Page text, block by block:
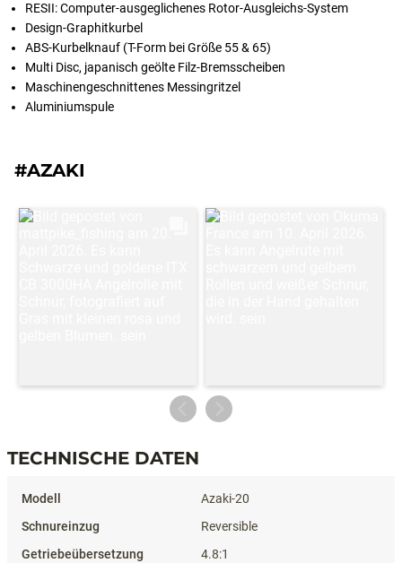
RESII: Computer-ausgeglichenes Rotor-Ausgleichs-System
Design-Graphitkurbel
ABS-Kurbelknauf (T-Form bei Größe 55 & 65)
Multi Disc, japanisch geölte Filz-Bremsscheiben
Maschinengeschnittenes Messingritzel
Aluminiumspule
#AZAKI
TECHNISCHE DATEN
Azaki-20
Reversible
4.8:1